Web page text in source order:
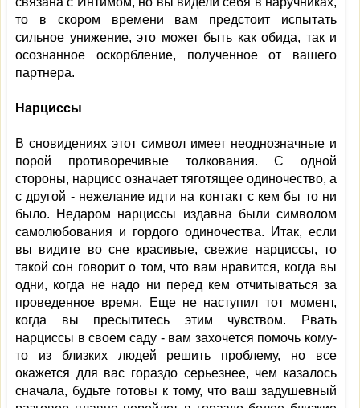
то в скором времени вам предстоит испытать
сильное унижение, это может быть как обида, так и
осознанное оскорбление, полученное от вашего
партнера.
Нарциссы
В сновидениях этот символ имеет неоднозначные и
порой противоречивые толкования. С одной
стороны, нарцисс означает тяготящее одиночество, а
с другой - нежелание идти на контакт с кем бы то ни
было. Недаром нарциссы издавна были символом
самолюбования и гордого одиночества. Итак, если
вы видите во сне красивые, свежие нарциссы, то
такой сон говорит о том, что вам нравится, когда вы
одни, когда не надо ни перед кем отчитываться за
проведенное время. Еще не наступил тот момент,
когда вы пресытитесь этим чувством. Рвать
нарциссы в своем саду - вам захочется помочь кому-
то из близких людей решить проблему, но все
окажется для вас гораздо серьезнее, чем казалось
сначала, будьте готовы к тому, что ваш задушевный